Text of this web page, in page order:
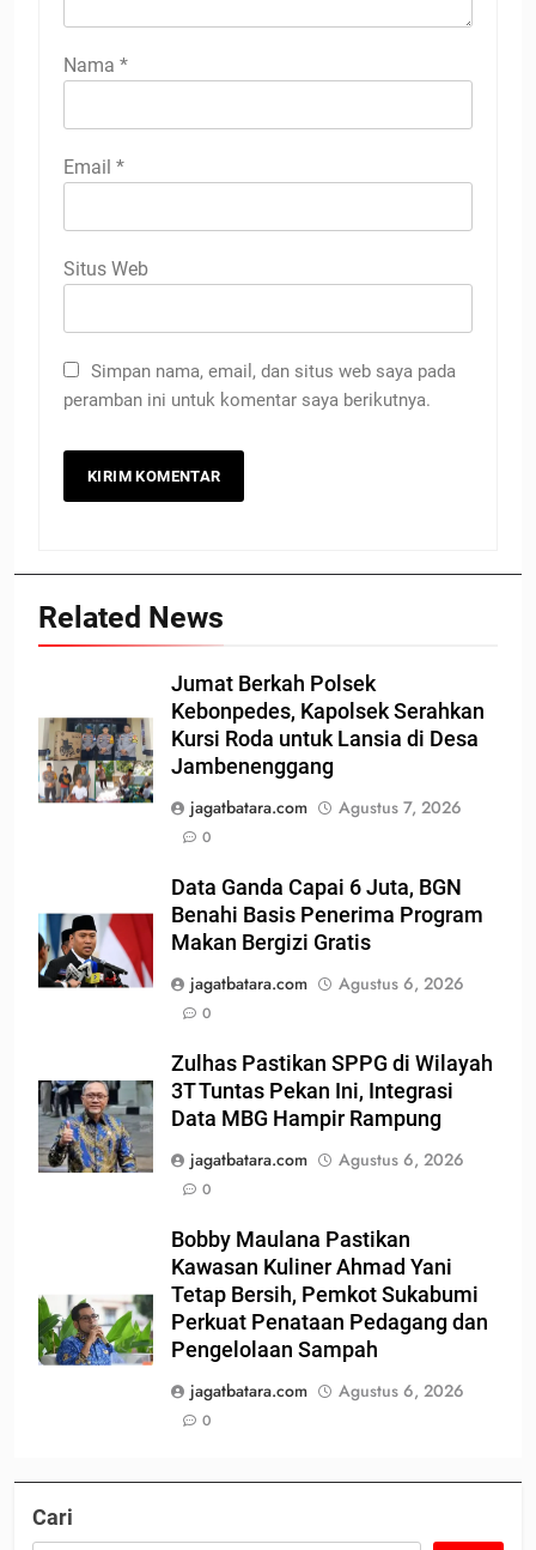
Nama *
Email *
Situs Web
Simpan nama, email, dan situs web saya pada
peramban ini untuk komentar saya berikutnya.
Related News
Jumat Berkah Polsek
Kebonpedes, Kapolsek Serahkan
Kursi Roda untuk Lansia di Desa
Jambenenggang
jagatbatara.com
Agustus 7, 2026
0
Data Ganda Capai 6 Juta, BGN
Benahi Basis Penerima Program
Makan Bergizi Gratis
jagatbatara.com
Agustus 6, 2026
0
Zulhas Pastikan SPPG di Wilayah
3T Tuntas Pekan Ini, Integrasi
Data MBG Hampir Rampung
jagatbatara.com
Agustus 6, 2026
0
Bobby Maulana Pastikan
Kawasan Kuliner Ahmad Yani
Tetap Bersih, Pemkot Sukabumi
Perkuat Penataan Pedagang dan
Pengelolaan Sampah
jagatbatara.com
Agustus 6, 2026
0
Cari